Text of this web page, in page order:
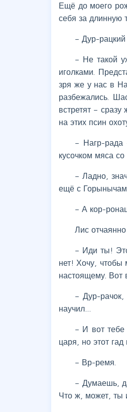
Ещё до моего
себя за длинную
– Дур-
– Не такой
иголками.
зря же у нас в
разбежались.
встретят –
на этих псин
– Нагр-рада
кусочком мяса
– Ладно,
ещё с
– А кор-
Лис
– Иди ты!
нет! Хочу, чтобы
настоящему. Вот
– Дур-рачок,
научил…
– И вот тебе
царя, но этот
– Вр-ремя.
– Думаешь,
Что ж, может, ты